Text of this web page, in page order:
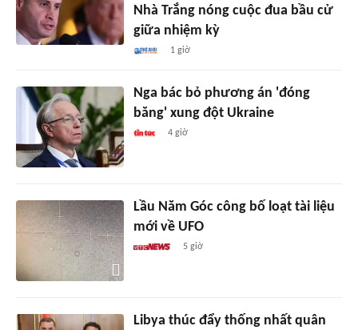
Nhà Trắng nóng cuộc đua bầu cử
giữa nhiệm kỳ
1 giờ
Nga bác bỏ phương án 'đóng
băng' xung đột Ukraine
4 giờ
Lầu Năm Góc công bố loạt tài liệu
mới về UFO
5 giờ
Libya thúc đẩy thống nhất quân